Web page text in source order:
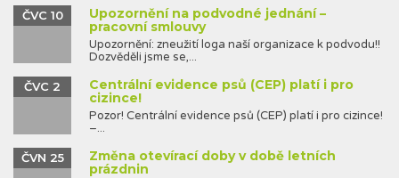
Upozornění na podvodné jednání –
pracovní smlouvy
ČVC 10
Upozornění: zneužití loga naší organizace k podvodu!!
Dozvěděli jsme se,...
Centrální evidence psů (CEP) platí i pro
cizince!
ČVC 2
Pozor! Centrální evidence psů (CEP) platí i pro cizince!
–...
Změna otevírací doby v době letních
prázdnin
ČVN 25